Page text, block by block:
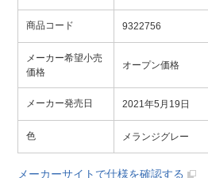
商品コード 9322756
メーカー希望小売
価格
オープン価格
メーカー発売日 2021年5月19日
色 メランジグレー
メーカーサイトで仕様を確認する